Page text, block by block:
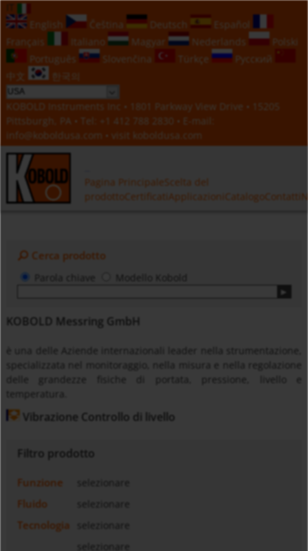
English
Čeština Deutsch
Español
Français
Italiano Magyar Nederlands
Polski
Português
Slovenčina Türkçe
Русский
中文
한국의
KOBOLD Instruments Inc • 1801 Parkway View Drive • 15205
Pittsburgh, PA • Tel:
+1 412 788 2830 • E-mail:
info@koboldusa.com • visit koboldusa.com
Pagina PrincipaleScelta del
prodottoCertificati Applicazioni CatalogoContatti
Cerca prodotto
Modello Kobold
KOBOLD Messring GmbH
è una delle Aziende internazionali leader nella strumentazione,
specializzata nel monitoraggio, nella misura e nella regolazione
delle grandezze fisiche di portata, pressione, livello e
Vibrazione Controllo di livello
Filtro prodotto
Funzione
Fluido
Tecnologia